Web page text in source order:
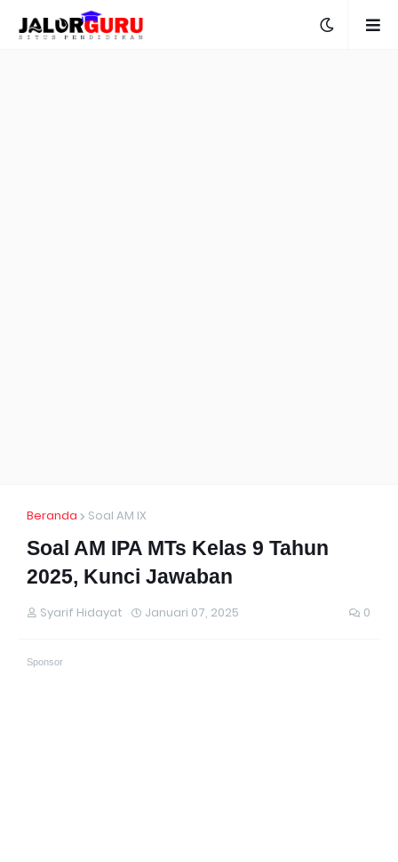
Beranda Soal AM IX
Soal AM IPA MTs Kelas 9 Tahun
2025, Kunci Jawaban
Syarif Hidayat Januari 07, 2025 0
Sponsor